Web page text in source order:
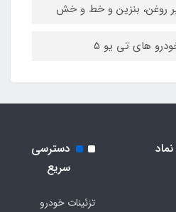
روغن، بنزین و خط و خش
های تی یو 5
دسترسی
سریع
تزئینات خودرو